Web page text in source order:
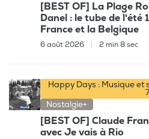
[BEST OF] La Plage
Danel : le tube de l'été
France et la Belgique
6 août 2026 2 min 8 sec
Happy Days : Musique et
Nostalgie+
[BEST OF] Claude
avec Je vais à Rio